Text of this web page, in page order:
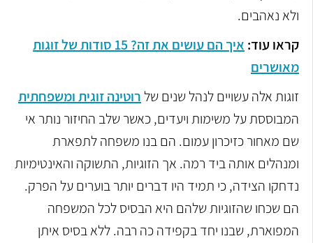
ולא נאהבים.
קראו עוד:
איך הם עושים את זה? 15 סודות של זוגות
מאושרים
זוגות אלה עשויים לנהל שנים של רוטינה זוגית ומשפחתית
המבוססת על משימות ויעדים, כאשר שלב החיזור נותר אי
שם מאחור כזיכרון עמום. הם בנו משפחה לתפארת
ומנהלים אותה ביד רמה. אך הזוגיות, התשוקה והאינטימיות
נדחקו הצידה, כי תמיד היו דברים יותר בוערים על הפרק.
הם שכחו שהזוגיות שלהם היא הבסיס לכל המשפחה
המפוארת, שבנו יחד בקפידה כה רבה. ללא בסיס איתן